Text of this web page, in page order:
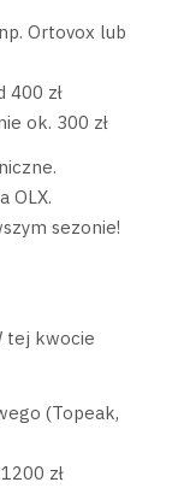
Ortovox lub
400 zł
ok. 300 zł
OLX.
sezonie!
tej kwocie
(Topeak,
zł